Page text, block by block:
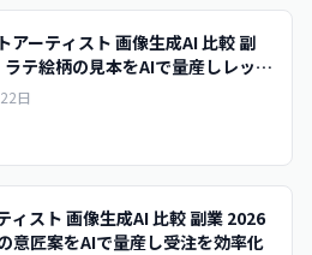
アーティスト 画像生成AI 比較 副
テ絵柄の見本をAIで量産しレッス
日
ィスト 画像生成AI 比較 副業 2026
意匠案をAIで量産し受注を効率化